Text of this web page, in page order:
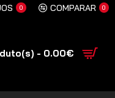
0 COMPARAR 0
- 0.00€